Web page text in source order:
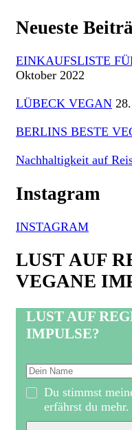
Neueste
EINKAUFSLISTE
Oktober 2022
LÜBECK VEGAN
BERLINS BESTE
Nachhaltigkeit auf
Instagram
INSTAGRAM
LUST AUF
VEGANE
LUST AUF
IMPULSE?
Du stimmst
erfährst du mehr.